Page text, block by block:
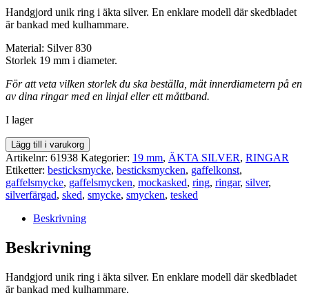
Handgjord unik ring i äkta silver. En enklare modell där skedbladet
är bankad med kulhammare.
Material: Silver 830
Storlek 19 mm i diameter.
För att veta vilken storlek du ska beställa, mät innerdiametern på en
av dina ringar med en linjal eller ett måttband.
I lager
RING
61937
mängd
Lägg till i varukorg
Artikelnr: 61938 Kategorier: 19 mm, ÄKTA SILVER, RINGAR
Etiketter: besticksmycke, besticksmycken, gaffelkonst,
gaffelsmycke, gaffelsmycken, mockasked, ring, ringar, silver,
silverfärgad, sked, smycke, smycken, tesked
Beskrivning
Beskrivning
Handgjord unik ring i äkta silver. En enklare modell där skedbladet
är bankad med kulhammare.